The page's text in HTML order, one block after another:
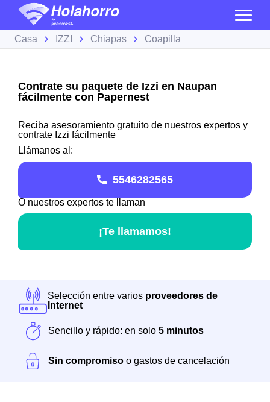
Casa IZZI Chiapas Coapilla
Contrate su paquete de Izzi en Naupan
fácilmente con Papernest
Reciba asesoramiento gratuito de nuestros expertos y
contrate Izzi fácilmente
Llámanos al:
5546282565
O nuestros expertos te llaman
¡Te llamamos!
Selección entre varios proveedores de
Internet
Sencillo y rápido: en solo 5 minutos
Sin compromiso o gastos de cancelación